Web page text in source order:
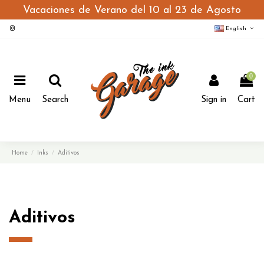
Vacaciones de Verano del 10 al 23 de Agosto
English
Menu Search Sign in
0
Cart
Home Inks Aditivos
Aditivos